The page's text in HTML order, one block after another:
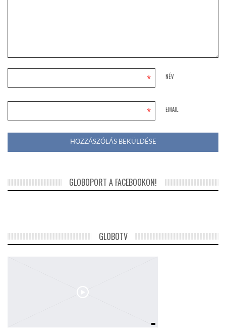
NÉV
*
EMAIL
*
GLOBOPORT A FACEBOOKON!
GLOBOTV